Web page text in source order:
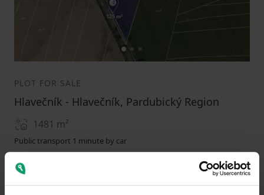
12 3
PLOT FOR SALE
Hlavečník - Hlavečník, Pardubický Region
1481 m²
Public transport 1 minute by car
66000